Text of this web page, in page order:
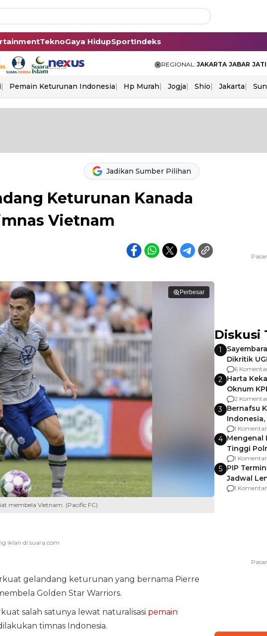
TeknoGaya HidupSportIndeks
REGIONAL: JAKARTA JABAR
Pemain Keturunan Indonesia Hp Murah Jogja Shio Jakarta
Jadikan Sumber Pilihan
Keturunan Kanada
Vietnam
Perbesar
membela Vietnam. (Pacific FC)
gelandang keturunan yang bernama Pierre
Golden Star Warriors.
salah satunya lewat naturalisasi pemain
timnas Indonesia.
Diskusi
1
Dikritik
Gagalnya
6
2 Harta
Oknum
Pemalang
2
3 Bernafsu
1 Komentar
4 Mengenal
Tinggi
Usai Jadi
1 Komentar
5 PIP
Jadwal
agar Dana
1 Komentar